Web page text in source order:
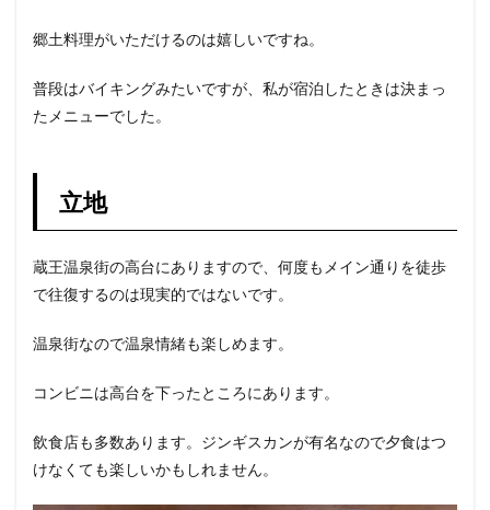
郷土料理がいただけるのは嬉しいですね。
普段はバイキングみたいですが、私が宿泊したときは決まっ
たメニューでした。
立地
蔵王温泉街の高台にありますので、何度もメイン通りを徒歩
で往復するのは現実的ではないです。
温泉街なので温泉情緒も楽しめます。
コンビニは高台を下ったところにあります。
飲食店も多数あります。ジンギスカンが有名なので夕食はつ
けなくても楽しいかもしれません。